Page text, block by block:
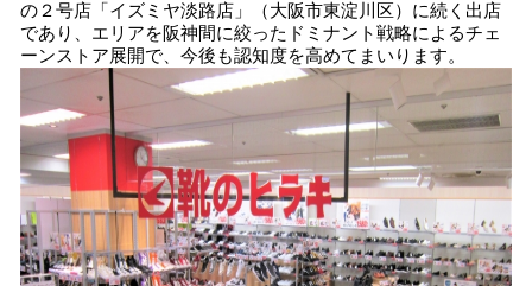
の２号店「イズミヤ淡路店」（大阪市東淀川区）に続く出店
であり、エリアを阪神間に絞ったドミナント戦略によるチェ
ーンストア展開で、今後も認知度を高めてまいります。